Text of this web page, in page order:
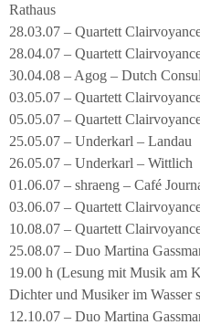
Rathaus
28.03.07 – Quartett
28.04.07 – Quartett
30.04.08 – Agog – Dutch
03.05.07 – Quartett
05.05.07 – Quartett
25.05.07 – Underkarl – Landau
26.05.07 – Underkarl – Wittlich
01.06.07 – shraeng – Café
03.06.07 – Quartett
10.08.07 – Quartett
25.08.07 – Duo Martina
19.00 h (Lesung mit Musik am
Dichter und Musiker im Wasser
12.10.07 – Duo Martina